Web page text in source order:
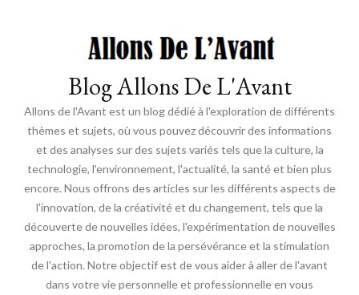
Blog Allons De L'Avant
Allons de l'Avant est un blog dédié à l'exploration de différents
thèmes et sujets, où vous pouvez découvrir des informations
et des analyses sur des sujets variés tels que la culture, la
technologie, l'environnement, l'actualité, la santé et bien plus
encore. Nous offrons des articles sur les différents aspects de
l'innovation, de la créativité et du changement, tels que la
découverte de nouvelles idées, l'expérimentation de nouvelles
approches, la promotion de la persévérance et la stimulation
de l'action. Notre objectif est de vous aider à aller de l'avant
dans votre vie personnelle et professionnelle en vous